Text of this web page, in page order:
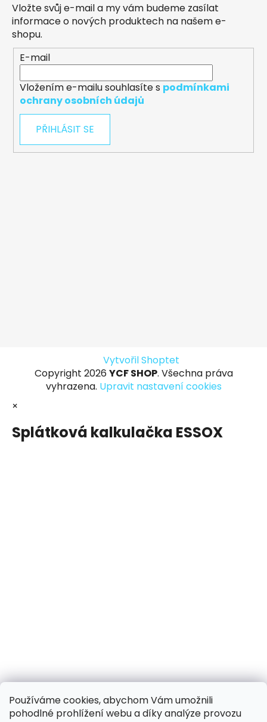
Používáme cookies, abychom Vám umožnili
pohodlné prohlížení webu a díky analýze provozu
Vložte svůj e-mail a my vám budeme zasílat
informace o nových produktech na našem e-
shopu.
E-mail
Vložením e-mailu souhlasíte s podmínkami
ochrany osobních údajů
PŘIHLÁSIT SE
Vytvořil Shoptet
Copyright 2026 YCF SHOP. Všechna práva
vyhrazena. Upravit nastavení cookies
×
Splátková kalkulačka ESSOX